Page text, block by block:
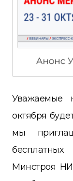
Уважаемые
октября
мы
Минстроя